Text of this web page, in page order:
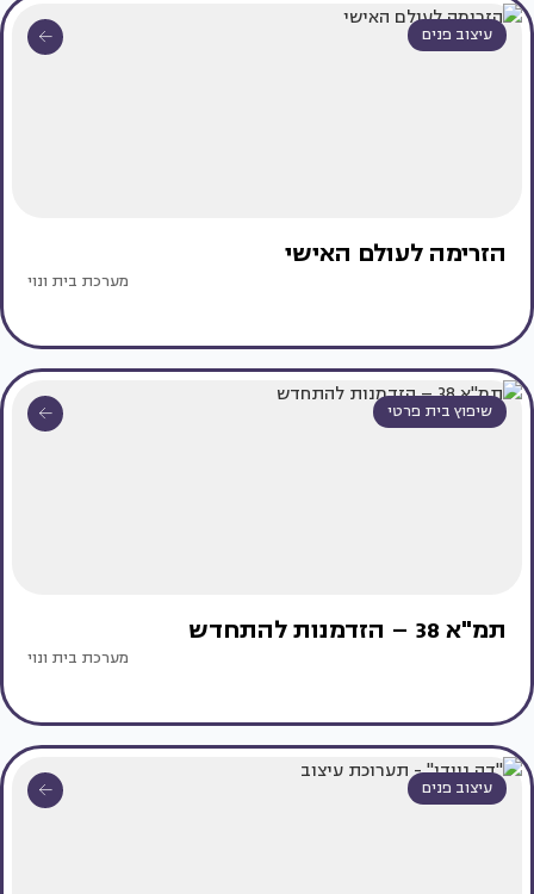
עיצוב פנים
הזרימה לעולם האישי
מערכת בית ונוי
שיפוץ בית פרטי
תמ"א 38 – הזדמנות להתחדש
מערכת בית ונוי
עיצוב פנים